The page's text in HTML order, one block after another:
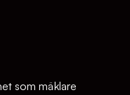
som mäklare